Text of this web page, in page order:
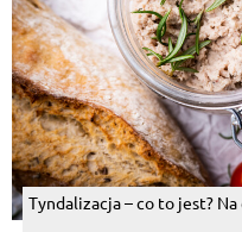
Tyndalizacja – co to jest?